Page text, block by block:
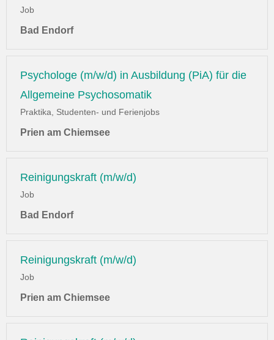
Job
Bad Endorf
Psychologe (m/w/d) in Ausbildung (PiA) für die
Allgemeine Psychosomatik
Praktika, Studenten- und Ferienjobs
Prien am Chiemsee
Reinigungskraft (m/w/d)
Job
Bad Endorf
Reinigungskraft (m/w/d)
Job
Prien am Chiemsee